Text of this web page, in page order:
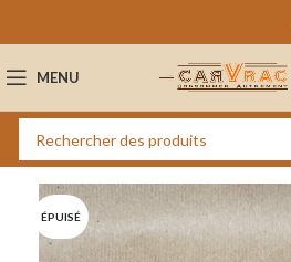
MENU
ÉPUISÉ